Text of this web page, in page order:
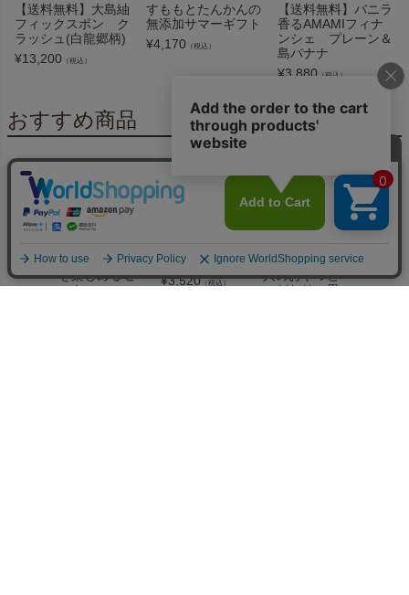
【送料無料】大島紬
フィックスポン ク
ラッシュ(白龍郷柄)
¥13,200 （税込）
すももとたんかんの
無添加サマーギフト
¥4,170 （税込）
【送料無料】バニラ
香るAMAMIフィナ
ンシェ プレーン＆
島バナナ
¥3,880 （税込）
おすすめ商品
ずっと使える
ティータイム
を楽しめるセ
ット
ハンカチと島
ト
¥3,520 （税込）
ゆったり味わ
間ギフト。大
人のおやつと
こだわりの黒
島のお
る焼き
セット